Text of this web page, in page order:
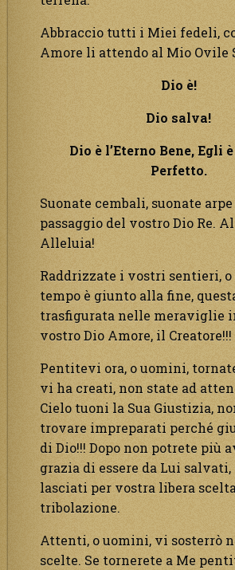
Abbraccio tutti i Miei fedeli,
Amore li attendo al Mio Ovile
Dio è!
Dio salva!
Dio è l’Eterno Bene, Egli
Perfetto.
Suonate cembali, suonate
passaggio del vostro Dio Re.
Alleluia!
Raddrizzate i vostri sentieri,
tempo è giunto alla fine,
trasfigurata nelle meraviglie
vostro Dio Amore, il Creatore!!!
Pentitevi ora, o uomini,
vi ha creati, non state ad
Cielo tuoni la Sua Giustizia,
trovare impreparati perché
di Dio!!! Dopo non potrete più
grazia di essere da Lui salvati,
lasciati per vostra libera
tribolazione.
Attenti, o uomini, vi sosterrò
scelte. Se tornerete a Me